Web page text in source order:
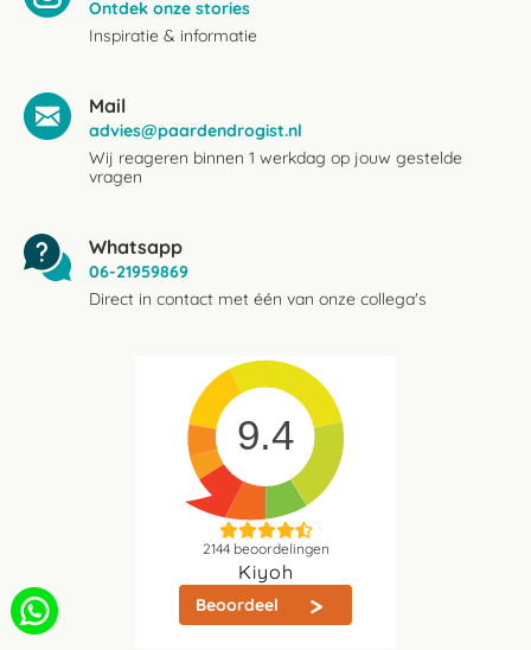
Ontdek onze stories
Inspiratie & informatie
Mail
advies@paardendrogist.nl
Wij reageren binnen 1 werkdag op jouw gestelde
vragen
Whatsapp
06-21959869
Direct in contact met één van onze collega's
9.4
2144beoordelingen
Kiyoh
Beoordeel